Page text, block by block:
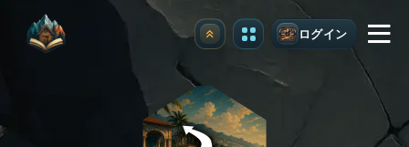
アップグレード ログイン